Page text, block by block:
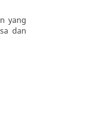
yang
dan